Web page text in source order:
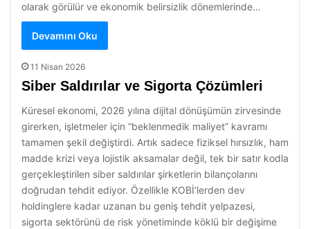
olarak görülür ve ekonomik belirsizlik dönemlerinde…
Devamını Oku
11 Nisan 2026
Siber Saldırılar ve Sigorta Çözümleri
Küresel ekonomi, 2026 yılına dijital dönüşümün zirvesinde
girerken, işletmeler için “beklenmedik maliyet” kavramı
tamamen şekil değiştirdi. Artık sadece fiziksel hırsızlık, ham
madde krizi veya lojistik aksamalar değil, tek bir satır kodla
gerçekleştirilen siber saldırılar şirketlerin bilançolarını
doğrudan tehdit ediyor. Özellikle KOBİ’lerden dev
holdinglere kadar uzanan bu geniş tehdit yelpazesi,
sigorta sektörünü de risk yönetiminde köklü bir değişime